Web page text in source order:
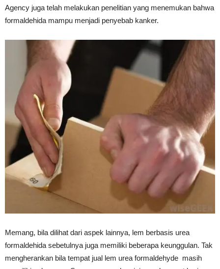
Agency juga telah melakukan penelitian yang menemukan bahwa
formaldehida mampu menjadi penyebab kanker.
Memang, bila dilihat dari aspek lainnya, lem berbasis urea
formaldehida sebetulnya juga memiliki beberapa keunggulan. Tak
mengherankan bila tempat jual lem urea formaldehyde masih